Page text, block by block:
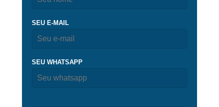
SEU E-MAIL
SEU WHATSAPP